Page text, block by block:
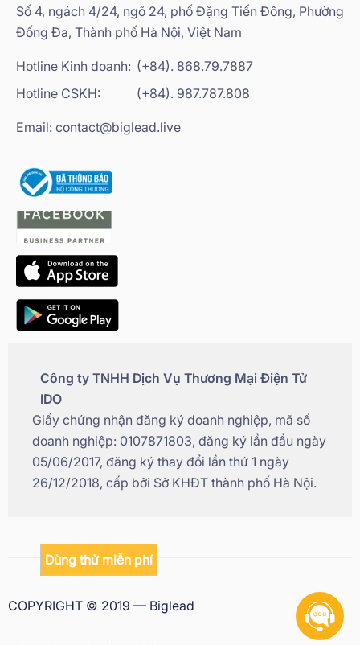
Dùng thử miễn phí
Số 4, ngách 4/24, ngõ 24, phố Đặng Tiến Đông, Phường
Đống Đa, Thành phố Hà Nội, Việt Nam
Hotline Kinh doanh: (+84). 868.79.7887
Hotline CSKH:
(+84). 987.787.808
Email: contact@biglead.live
Công ty TNHH Dịch Vụ Thương Mại Điện Tử
IDO
Giấy chứng nhận đăng ký doanh nghiệp, mã số
doanh nghiệp: 0107871803, đăng ký lần đầu ngày
05/06/2017, đăng ký thay đổi lần thứ 1 ngày
26/12/2018, cấp bởi Sở KHĐT thành phố Hà Nội.
COPYRIGHT © 2019 — Biglead